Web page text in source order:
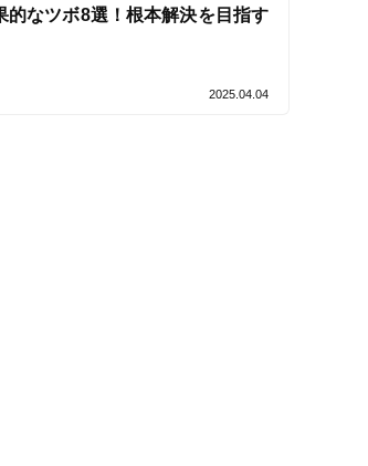
的なツボ8選！根本解決を目指す
2025.04.04